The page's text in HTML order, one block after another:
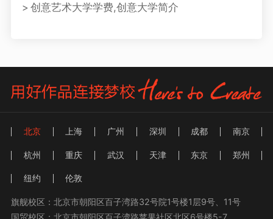
创意艺术大学学费,创意大学简介
北京 上海 广州 深圳 成都 南京
杭州 重庆 武汉 天津 东京 郑州
纽约 伦敦
旗舰校区：北京市朝阳区百子湾路32号院1号楼1层9号、11号